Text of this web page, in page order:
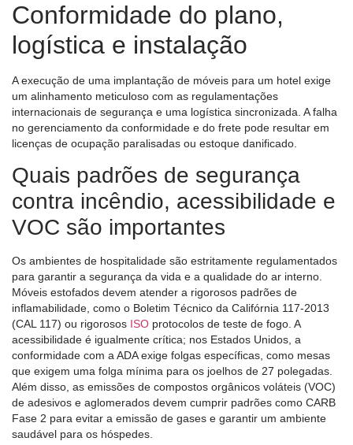
Conformidade do plano,
logística e instalação
A execução de uma implantação de móveis para um hotel exige
um alinhamento meticuloso com as regulamentações
internacionais de segurança e uma logística sincronizada. A falha
no gerenciamento da conformidade e do frete pode resultar em
licenças de ocupação paralisadas ou estoque danificado.
Quais padrões de segurança
contra incêndio, acessibilidade e
VOC são importantes
Os ambientes de hospitalidade são estritamente regulamentados
para garantir a segurança da vida e a qualidade do ar interno.
Móveis estofados devem atender a rigorosos padrões de
inflamabilidade, como o Boletim Técnico da Califórnia 117-2013
(CAL 117) ou rigorosos ISO protocolos de teste de fogo. A
acessibilidade é igualmente crítica; nos Estados Unidos, a
conformidade com a ADA exige folgas específicas, como mesas
que exigem uma folga mínima para os joelhos de 27 polegadas.
Além disso, as emissões de compostos orgânicos voláteis (VOC)
de adesivos e aglomerados devem cumprir padrões como CARB
Fase 2 para evitar a emissão de gases e garantir um ambiente
saudável para os hóspedes.